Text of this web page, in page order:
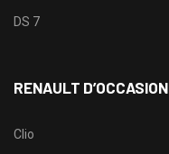
DS 7
RENAULT D’OCCASION
Clio